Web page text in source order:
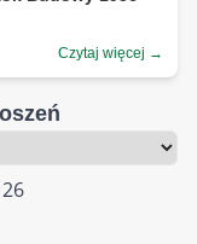
Czytaj więcej →